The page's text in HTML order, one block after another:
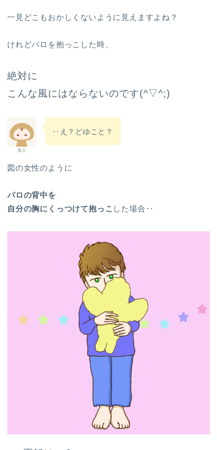
一見どこもおかしくないように見えますよね？
けれどパロを抱っこした時、
絶対に
こんな風にはならないのです(^▽^;)
友人
‥え？どゆこと？
図の女性のように
パロの背中を
自分の胸にくっつけて抱っこ した場合‥